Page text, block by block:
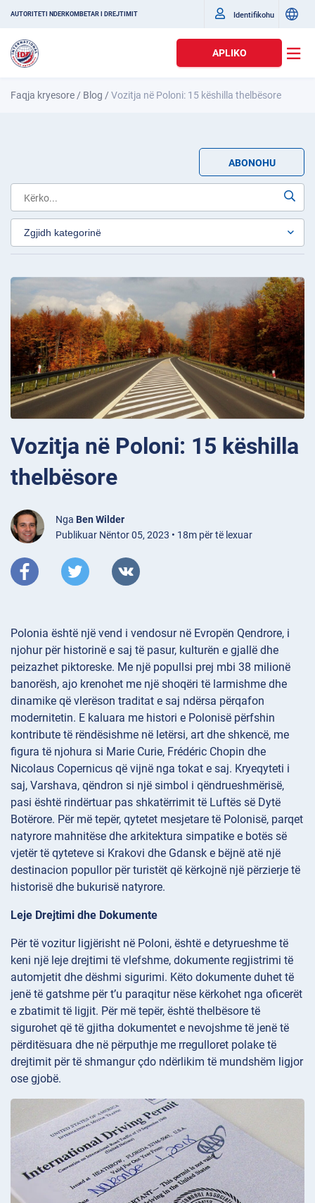
AUTORITETI NDËRKOMBËTAR I DREJTIMIT Identifikohu
APLIKO
Faqja kryesore / Blog /Vozitja në Poloni: 15 këshilla thelbësore
ABONOHU
Vozitja në Poloni: 15 këshilla
thelbësore
Nga Ben Wilder
Publikuar Nëntor 05, 2023 • 18m për të lexuar
Polonia është një vend i vendosur në Evropën Qendrore, i
njohur për historinë e saj të pasur, kulturën e gjallë dhe
peizazhet piktoreske. Me një popullsi prej mbi 38 milionë
banorësh, ajo krenohet me një shoqëri të larmishme dhe
dinamike që vlerëson traditat e saj ndërsa përqafon
modernitetin. E kaluara me histori e Polonisë përfshin
kontribute të rëndësishme në letërsi, art dhe shkencë, me
figura të njohura si Marie Curie, Frédéric Chopin dhe
Nicolaus Copernicus që vijnë nga tokat e saj. Kryeqyteti i
saj, Varshava, qëndron si një simbol i qëndrueshmërisë,
pasi është rindërtuar pas shkatërrimit të Luftës së Dytë
Botërore. Për më tepër, qytetet mesjetare të Polonisë, parqet
natyrore mahnitëse dhe arkitektura simpatike e botës së
vjetër të qyteteve si Krakovi dhe Gdansk e bëjnë atë një
destinacion popullor për turistët që kërkojnë një përzierje të
historisë dhe bukurisë natyrore.
Leje Drejtimi dhe Dokumente
Për të vozitur ligjërisht në Poloni, është e detyrueshme të
keni një leje drejtimi të vlefshme, dokumente regjistrimi të
automjetit dhe dëshmi sigurimi. Këto dokumente duhet të
jenë të gatshme për t’u paraqitur nëse kërkohet nga oficerët
e zbatimit të ligjit. Për më tepër, është thelbësore të
sigurohet që të gjitha dokumentet e nevojshme të jenë të
përditësuara dhe në përputhje me rregulloret polake të
drejtimit për të shmangur çdo ndërlikim të mundshëm ligjor
ose gjobë.